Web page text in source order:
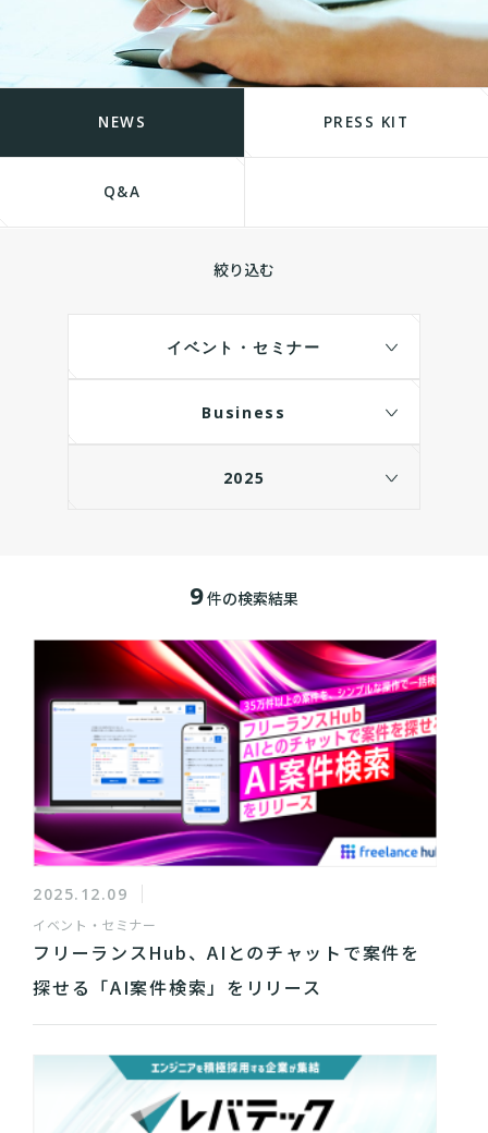
NEWS PRESS KIT
Q&A
絞り込む
イベント・セミナー
Business
2025
9件の検索結果
2025.12.09
イベント・セミナー
フリーランスHub、AIとのチャットで案件を
探せる「AI案件検索」をリリース